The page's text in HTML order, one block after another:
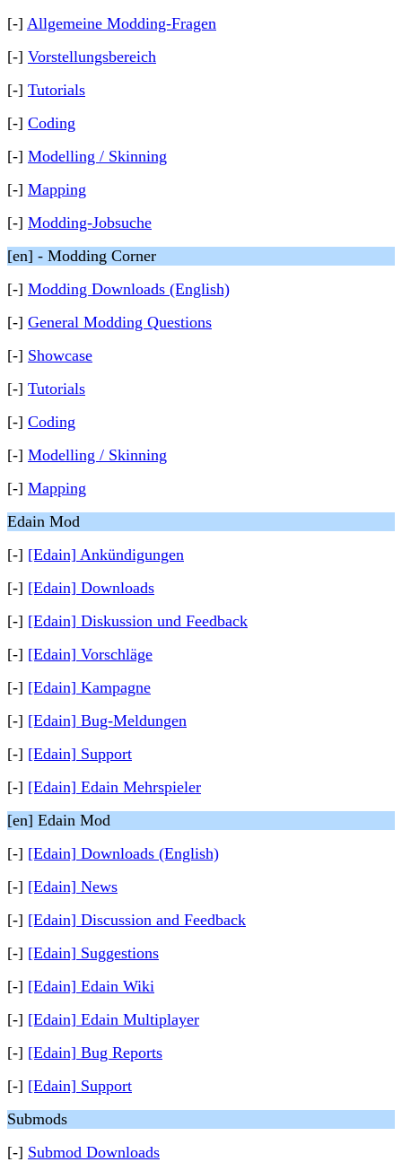
[-] Allgemeine Modding-Fragen
[-] Vorstellungsbereich
[-] Tutorials
[-] Coding
[-] Modelling / Skinning
[-] Mapping
[-] Modding-Jobsuche
[en] - Modding Corner
[-] Modding Downloads (English)
[-] General Modding Questions
[-] Showcase
[-] Tutorials
[-] Coding
[-] Modelling / Skinning
[-] Mapping
Edain Mod
[-] [Edain] Ankündigungen
[-] [Edain] Downloads
[-] [Edain] Diskussion und Feedback
[-] [Edain] Vorschläge
[-] [Edain] Kampagne
[-] [Edain] Bug-Meldungen
[-] [Edain] Support
[-] [Edain] Edain Mehrspieler
[en] Edain Mod
[-] [Edain] Downloads (English)
[-] [Edain] News
[-] [Edain] Discussion and Feedback
[-] [Edain] Suggestions
[-] [Edain] Edain Wiki
[-] [Edain] Edain Multiplayer
[-] [Edain] Bug Reports
[-] [Edain] Support
Submods
[-] Submod Downloads